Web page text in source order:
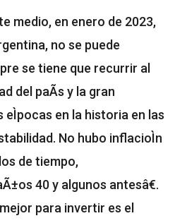
medio, en enero de 2023,
no se puede
se tiene que recurrir al
del paÃ­s y la gran
en la historia en las
No hubo inflacioÌn
de tiempo,
40 y algunos antesâ€.
para invertir es el